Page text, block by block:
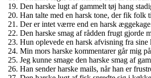
Den harske lugt af gammelt tøj hang
Han talte med en harsk tone, der fik folk
Der er intet værre end en harsk
Den harske smag af rådden frugt gjorde
Hun oplevede en harsk afvisning fra sine
Min mors harske kommentarer går mig
Jeg kunne smage den harske smag af
Han sender harske mails, når han er